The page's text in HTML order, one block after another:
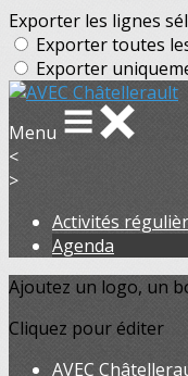
Exporter les lignes
Exporter toutes
Exporter
Menu
<
>
Activités
Agenda
Ajoutez un logo, un
Cliquez pour éditer
AVEC